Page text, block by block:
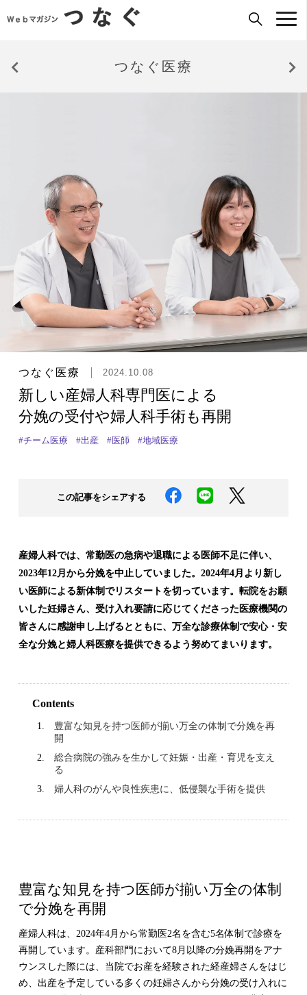
つなぐ医療
つなぐ医療 2024.10.08
新しい産婦人科専門医による
分娩の受付や婦人科手術も再開
#チーム医療 #出産 #医師 #地域医療
この記事をシェアする
産婦人科では、常勤医の急病や退職による医師不足に伴い、
2023年12月から分娩を中止していました。2024年4月より新し
い医師による新体制でリスタートを切っています。転院をお願
いした妊婦さん、受け入れ要請に応じてくださった医療機関の
皆さんに感謝申し上げるとともに、万全な診療体制で安心・安
全な分娩と婦人科医療を提供できるよう努めてまいります。
Contents
豊富な知見を持つ医師が揃い万全の体制で分娩を再
開
総合病院の強みを生かして妊娠・出産・育児を支え
る
婦人科のがんや良性疾患に、低侵襲な手術を提供
豊富な知見を持つ医師が揃い万全の体制
で分娩を再開
産婦人科は、2024年4月から常勤医2名を含む5名体制で診療を
再開しています。産科部門において8月以降の分娩再開をアナ
ウンスした際には、当院でお産を経験された経産婦さんをはじ
め、出産を予定している多くの妊婦さんから分娩の受け入れに